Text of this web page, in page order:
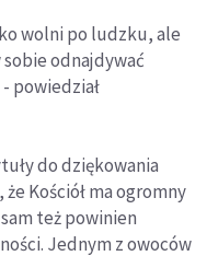
wolni po ludzku, ale
odnajdywać
powiedział
do dziękowania
Kościół ma ogromny
też powinien
Jednym z owoców